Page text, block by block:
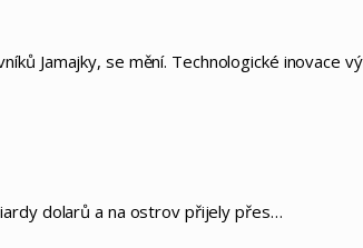
Jamajky, se mění. Technologické inovace
dolarů a na ostrov přijely přes…